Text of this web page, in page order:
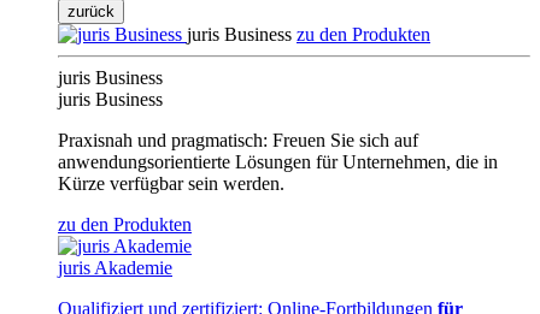
zurück
juris Business zu den Produkten
juris Business
juris Business
Praxisnah und pragmatisch: Freuen Sie sich auf
anwendungsorientierte Lösungen für Unternehmen, die in
Kürze verfügbar sein werden.
zu den Produkten
juris Akademie
Qualifiziert und zertifiziert: Online-Fortbildungen für